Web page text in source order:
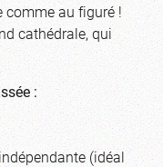
comme au figuré !
cathédrale, qui
:
(idéal